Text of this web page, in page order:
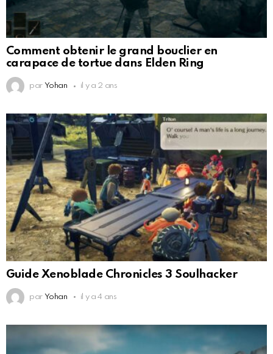
Comment obtenir le grand bouclier en
carapace de tortue dans Elden Ring
par Yohan il y a 2 ans
Guide Xenoblade Chronicles 3 Soulhacker
par Yohan il y a 4 ans